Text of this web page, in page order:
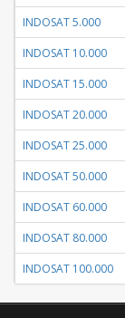
INDOSAT 5.000
INDOSAT 10.000
INDOSAT 15.000
INDOSAT 20.000
INDOSAT 25.000
INDOSAT 50.000
INDOSAT 60.000
INDOSAT 80.000
INDOSAT 100.000